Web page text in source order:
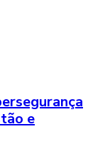
e